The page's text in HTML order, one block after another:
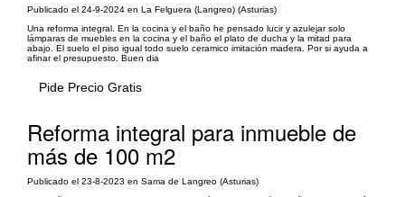
Publicado el 24-9-2024 en La Felguera (Langreo) (Asturias)
Una reforma integral. En la cocina y el baño he pensado lucir y azulejar solo
lámparas de muebles en la cocina y el baño el plato de ducha y la mitad para
abajo. El suelo el piso igual todo suelo ceramico imitación madera. Por si ayuda a
afinar el presupuesto. Buen dia
Pide Precio Gratis
Reforma integral para inmueble de
más de 100 m2
Publicado el 23-8-2023 en Sama de Langreo (Asturias)